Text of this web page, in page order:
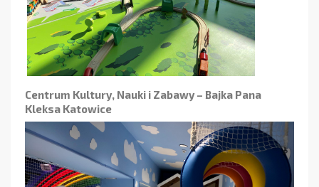
Centrum Kultury, Nauki i Zabawy – Bajka Pana
Kleksa Katowice